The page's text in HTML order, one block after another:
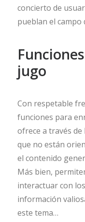
concierto de
pueblan el campo
jugo
Con respetable
funciones para
ofrece a través de
que no están
el contenido
Más bien,
interactuar con
información
este tema…